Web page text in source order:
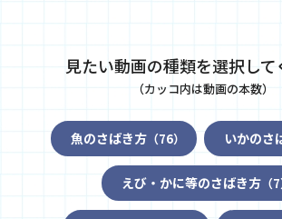
見たい動画の種類を選択して
（カッコ内は動画の本数）
魚のさばき方（76） いかのさ
えび・かに等のさばき方 （7